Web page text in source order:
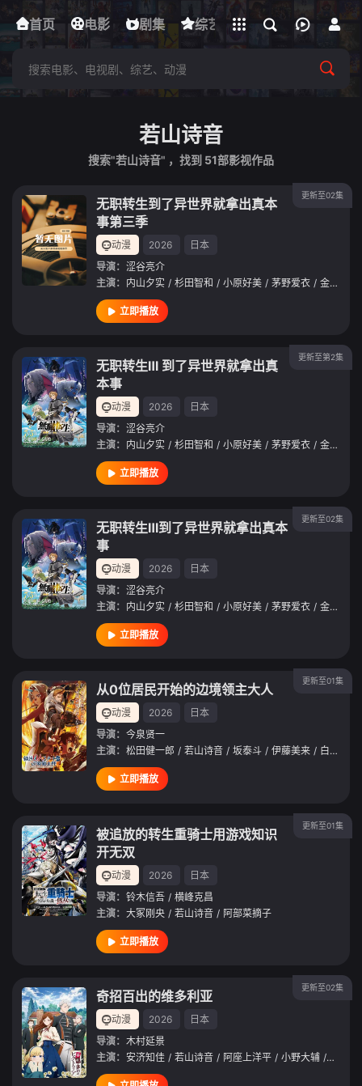
首页 电影 剧集 综艺 动漫 短剧
下载客户端
立即登录
若山诗音
搜索"若山诗音" ，找到 51部影视作品
更新至02集
无职转生到了异世界就拿出真本
事第三季
动漫 2026
日本
导演： 涩谷亮介
主演： 内山夕实 / 杉田智和 / 小原好美 / 茅野爱衣 / 金元寿子
立即播放
更新至第2集
无职转生Ⅲ 到了异世界就拿出真
本事
动漫 2026
日本
导演： 涩谷亮介
主演： 内山夕实 / 杉田智和 / 小原好美 / 茅野爱衣 / 金元寿子
立即播放
更新至02集
无职转生Ⅲ到了异世界就拿出真本
事
动漫 2026
日本
导演： 涩谷亮介
主演： 内山夕实 / 杉田智和 / 小原好美 / 茅野爱衣 / 金元寿子
立即播放
更新至01集
从0位居民开始的边境领主大人
动漫 2026
日本
导演： 今泉贤一
主演： 松田健一郎 / 若山诗音 / 坂泰斗 / 伊藤美来 / 白石晴香
立即播放
更新至01集
被追放的转生重骑士用游戏知识
开无双
动漫 2026
日本
导演： 铃木信吾 / 横峰克昌
主演： 大冢刚央 / 若山诗音 / 阿部菜摘子
立即播放
更新至02集
奇招百出的维多利亚
动漫 2026
日本
导演： 木村延景
主演： 安济知佳 / 若山诗音 / 阿座上洋平 / 小野大辅 / 潘惠美